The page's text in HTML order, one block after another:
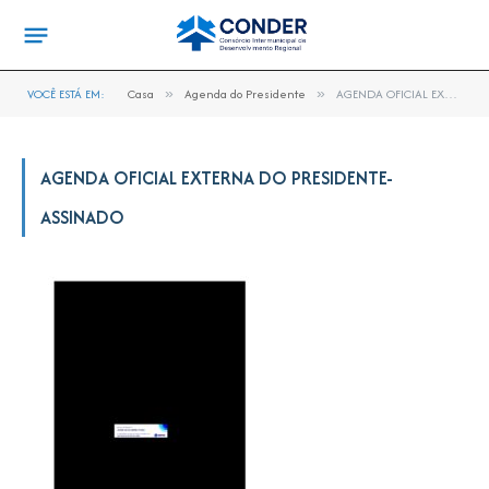
VOCÊ ESTÁ EM: Casa » Agenda do Presidente » AGENDA OFICIAL EXTERNA DO PRESIDENTE-assinado
AGENDA OFICIAL EXTERNA DO PRESIDENTE-
ASSINADO